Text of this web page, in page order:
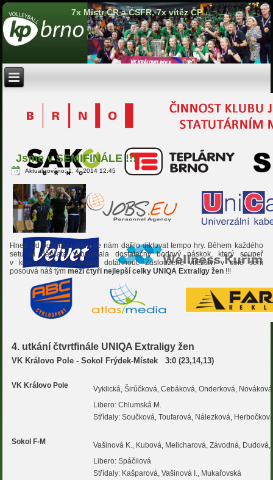
7x Mistr ČR a ČSFR, 7x vítěz ČP
Jsme v SEMIFINÁLE !!!
Aktualizováno: 1. 4. 2014 12:45
Hned od počátku utkání se nám dařilo diktovat tempo hry. Během každého
setu si děvčata vybojovala dostatečný bodový náskok, který soupeř
v koncovkách nedokázal dotáhnout. Zasloužené vítězství v celé sérii
posouvá náš týmmezi čtyři nejlepší celky UNIQA Extraligy žen !!!
4. utkání čtvrtfinále UNIQA Extraligy žen
VK Královo Pole - Sokol Frýdek-Místek3:0 (23,14,13)
VK Královo Pole
Vyklická, Širůčková, Cebáková, Onderková,
Libero: Chlumská M.
Střídaly: Součková, Toufarová, Nálezková,
Sokol F-M
Vašinová K., Kubová, Melicharová, Závodná,
Libero: Spáčilová
Střídaly: Kašparová, Vašinová I., Mukařovská